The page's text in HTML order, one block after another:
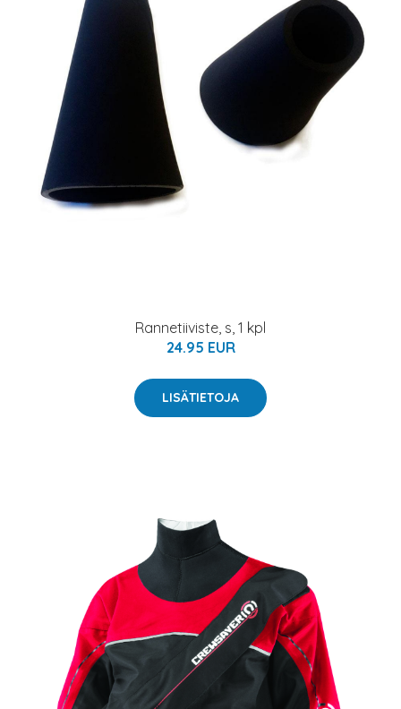
Rannetiiviste, s, 1 kpl
24.95 EUR
LISÄTIETOJA